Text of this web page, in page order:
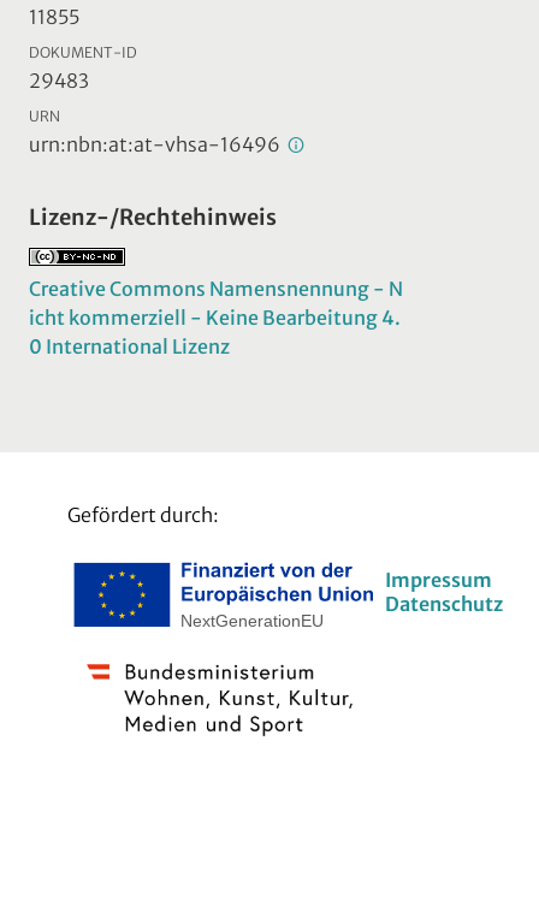
11855
DOKUMENT-ID
29483
URN
urn:nbn:at:at-vhsa-16496
Lizenz-/Rechtehinweis
Creative Commons Namensnennung - N
icht kommerziell - Keine Bearbeitung 4.
0 International Lizenz
Gefördert durch:
Impressum
Datenschutz